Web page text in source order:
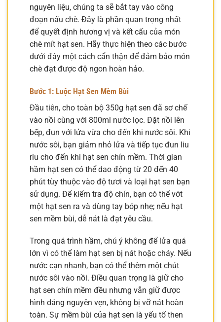
nguyên liệu, chúng ta sẽ bắt tay vào công
đoạn nấu chè. Đây là phần quan trọng nhất
để quyết định hương vị và kết cấu của món
chè mít hạt sen. Hãy thực hiện theo các bước
dưới đây một cách cẩn thận để đảm bảo món
chè đạt được độ ngon hoàn hảo.
Bước 1: Luộc Hạt Sen Mềm Bùi
Đầu tiên, cho toàn bộ 350g hạt sen đã sơ chế
vào nồi cùng với 800ml nước lọc. Đặt nồi lên
bếp, đun với lửa vừa cho đến khi nước sôi. Khi
nước sôi, bạn giảm nhỏ lửa và tiếp tục đun liu
riu cho đến khi hạt sen chín mềm. Thời gian
hầm hạt sen có thể dao động từ 20 đến 40
phút tùy thuộc vào độ tươi và loại hạt sen bạn
sử dụng. Để kiểm tra độ chín, bạn có thể vớt
một hạt sen ra và dùng tay bóp nhẹ; nếu hạt
sen mềm bùi, dễ nát là đạt yêu cầu.
Trong quá trình hầm, chú ý không để lửa quá
lớn vì có thể làm hạt sen bị nát hoặc cháy. Nếu
nước cạn nhanh, bạn có thể thêm một chút
nước sôi vào nồi. Điều quan trọng là giữ cho
hạt sen chín mềm đều nhưng vẫn giữ được
hình dáng nguyên vẹn, không bị vỡ nát hoàn
toàn. Sự mềm bùi của hạt sen là yếu tố then